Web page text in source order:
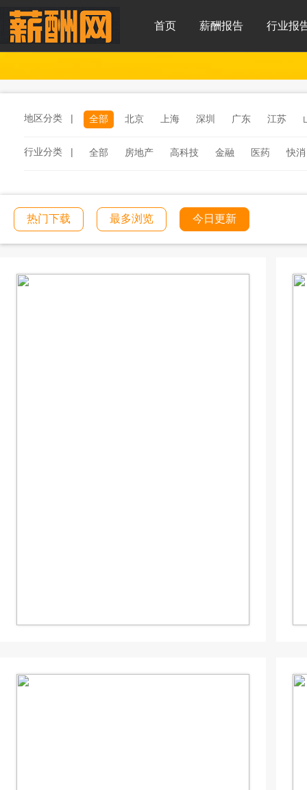
首页 薪酬报告 行业报
地区分类 | 全部 北京 上海 深圳 广东 江苏
行业分类 | 全部 房地产 高科技 金融 医药
快消
工程建筑
文化传媒 学校教育 医院医疗
热门下载 最多浏览 今日更新